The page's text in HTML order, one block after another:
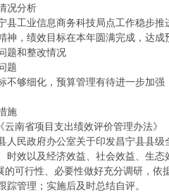
况分析
县工业信息商务科技局点工作稳步
神，绩效目标在本年圆满完成，达
题和整改情况
题
不够细化，预算管理有待进一步加
施
云南省项目支出绩效评价管理办法》
人民政府办公室关于印发昌宁县县
时效以及经济效益、社会效益、生
的可行性、必要性做好充分调研，
踪管理；实施后及时总结自评。